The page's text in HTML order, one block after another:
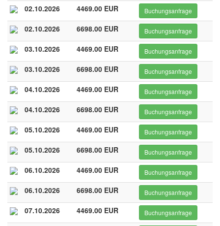
02.10.2026 4469.00 EUR Buchungsanfrage
02.10.2026 6698.00 EUR Buchungsanfrage
03.10.2026 4469.00 EUR Buchungsanfrage
03.10.2026 6698.00 EUR Buchungsanfrage
04.10.2026 4469.00 EUR Buchungsanfrage
04.10.2026 6698.00 EUR Buchungsanfrage
05.10.2026 4469.00 EUR Buchungsanfrage
05.10.2026 6698.00 EUR Buchungsanfrage
06.10.2026 4469.00 EUR Buchungsanfrage
06.10.2026 6698.00 EUR Buchungsanfrage
07.10.2026 4469.00 EUR Buchungsanfrage